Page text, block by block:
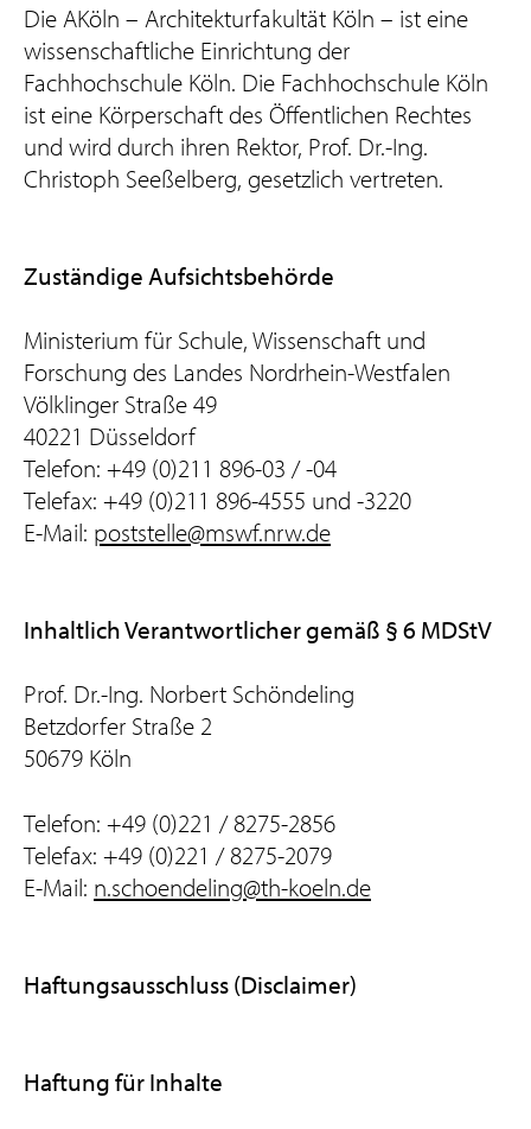
Die AKöln – Architekturfakultät Köln – ist eine
wissenschaftliche Einrichtung der
Fachhochschule Köln. Die Fachhochschule Köln
ist eine Körperschaft des Öffentlichen Rechtes
und wird durch ihren Rektor, Prof. Dr.-Ing.
Christoph Seeßelberg, gesetzlich vertreten.
Zuständige Aufsichtsbehörde
Ministerium für Schule, Wissenschaft und
Forschung des Landes Nordrhein-Westfalen
Völklinger Straße 49
40221 Düsseldorf
Telefon: +49 (0)211 896-03 / -04
Telefax: +49 (0)211 896-4555 und -3220
E-Mail: poststelle@mswf.nrw.de
Inhaltlich Verantwortlicher gemäß § 6 MDStV
Prof. Dr.-Ing. Norbert Schöndeling
Betzdorfer Straße 2
50679 Köln
Telefon: +49 (0)221 / 8275-2856
Telefax: +49 (0)221 / 8275-2079
E-Mail: n.schoendeling@th-koeln.de
Haftungsausschluss (Disclaimer)
Haftung für Inhalte